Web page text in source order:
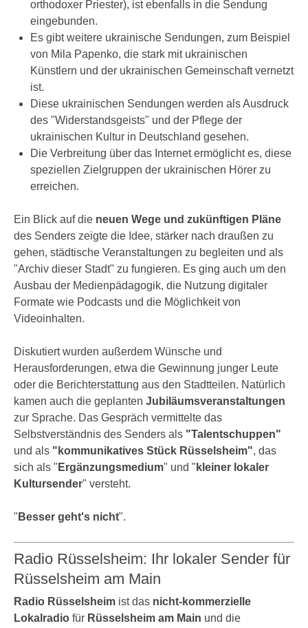
orthodoxer Priester), ist ebenfalls in die Sendung
eingebunden.
Es gibt weitere ukrainische Sendungen, zum Beispiel
von Mila Papenko, die stark mit ukrainischen
Künstlern und der ukrainischen Gemeinschaft vernetzt
ist.
Diese ukrainischen Sendungen werden als Ausdruck
des "Widerstandsgeists" und der Pflege der
ukrainischen Kultur in Deutschland gesehen.
Die Verbreitung über das Internet ermöglicht es, diese
speziellen Zielgruppen der ukrainischen Hörer zu
erreichen.
Ein Blick auf die neuen Wege und zukünftigen Pläne
des Senders zeigte die Idee, stärker nach draußen zu
gehen, städtische Veranstaltungen zu begleiten und als
"Archiv dieser Stadt" zu fungieren. Es ging auch um den
Ausbau der Medienpädagogik, die Nutzung digitaler
Formate wie Podcasts und die Möglichkeit von
Videoinhalten.
Diskutiert wurden außerdem Wünsche und
Herausforderungen, etwa die Gewinnung junger Leute
oder die Berichterstattung aus den Stadtteilen. Natürlich
kamen auch die geplanten Jubiläumsveranstaltungen
zur Sprache. Das Gespräch vermittelte das
Selbstverständnis des Senders als "Talentschuppen"
und als "kommunikatives Stück Rüsselsheim", das
sich als " Ergänzungsmedium" und " kleiner lokaler
Kultursender" versteht.
" Besser geht's nicht".
Radio Rüsselsheim: Ihr lokaler Sender für
Rüsselsheim am Main
Radio Rüsselsheim ist das nicht-kommerzielle
Lokalradio für Rüsselsheim am Main und die